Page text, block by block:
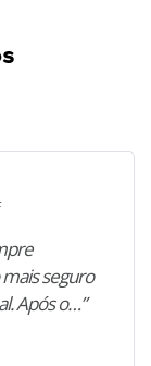
seguro
Após o…”